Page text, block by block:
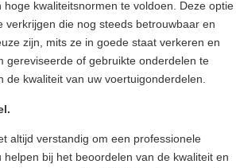
kwaliteitsnormen te voldoen. Deze optie
die nog steeds betrouwbaar en
zijn, mits ze in goede staat verkeren en
gereviseerde of gebruikte onderdelen te
kwaliteit van uw voertuigonderdelen.
altijd verstandig om een professionele
bij het beoordelen van de kwaliteit en